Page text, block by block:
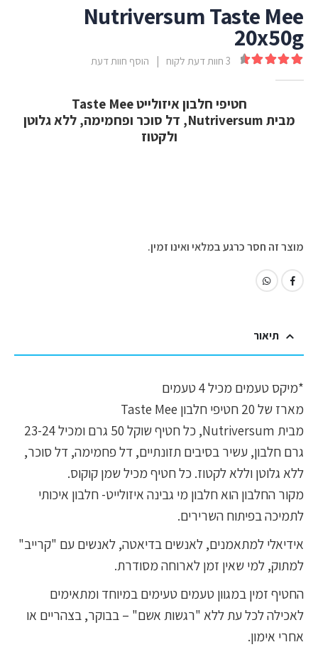
Nutriversum Taste Mee
20x50g
3חוות דעת לקוח הוסף חוות דעת
חטיפי חלבון איזולייט Taste Mee
מבית Nutriversum, דל סוכר ופחמימה, ללא גלוטן
ולקטוז
מוצר זה חסר כרגע במלאי ואינו זמין.
תיאור
*מיקס טעמים מכיל 4 טעמים
מארז של 20 חטיפי חלבון Taste Mee
מבית Nutriversum, כל חטיף שוקל 50 גרם ומכיל 23-24
גרם חלבון, עשיר בסיבים תזונתיים, דל פחמימה, דל סוכר,
ללא גלוטן וללא לקטוז. כל חטיף מכיל שמן קוקוס.
מקור החלבון הוא חלבון מי גבינה איזולייט- חלבון איכותי
לתמיכה בפיתוח השרירים.
אידיאלי למתאמנים, לאנשים בדיאטה, לאנשים עם "קרייב"
למתוק, למי שאין זמן לארוחה מסודרת.
החטיף זמין במגוון טעמים טעימים במיוחד ומתאימים
לאכילה לכל עת ללא "רגשות אשם" – בבוקר, בצהריים או
אחרי אימון.